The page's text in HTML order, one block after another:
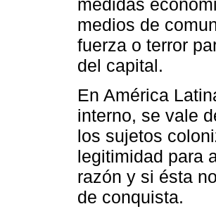
medidas
medios de
fuerza o terror
del capital.
En América
interno, se vale
los sujetos
legitimidad para
razón y si ésta
de conquista.